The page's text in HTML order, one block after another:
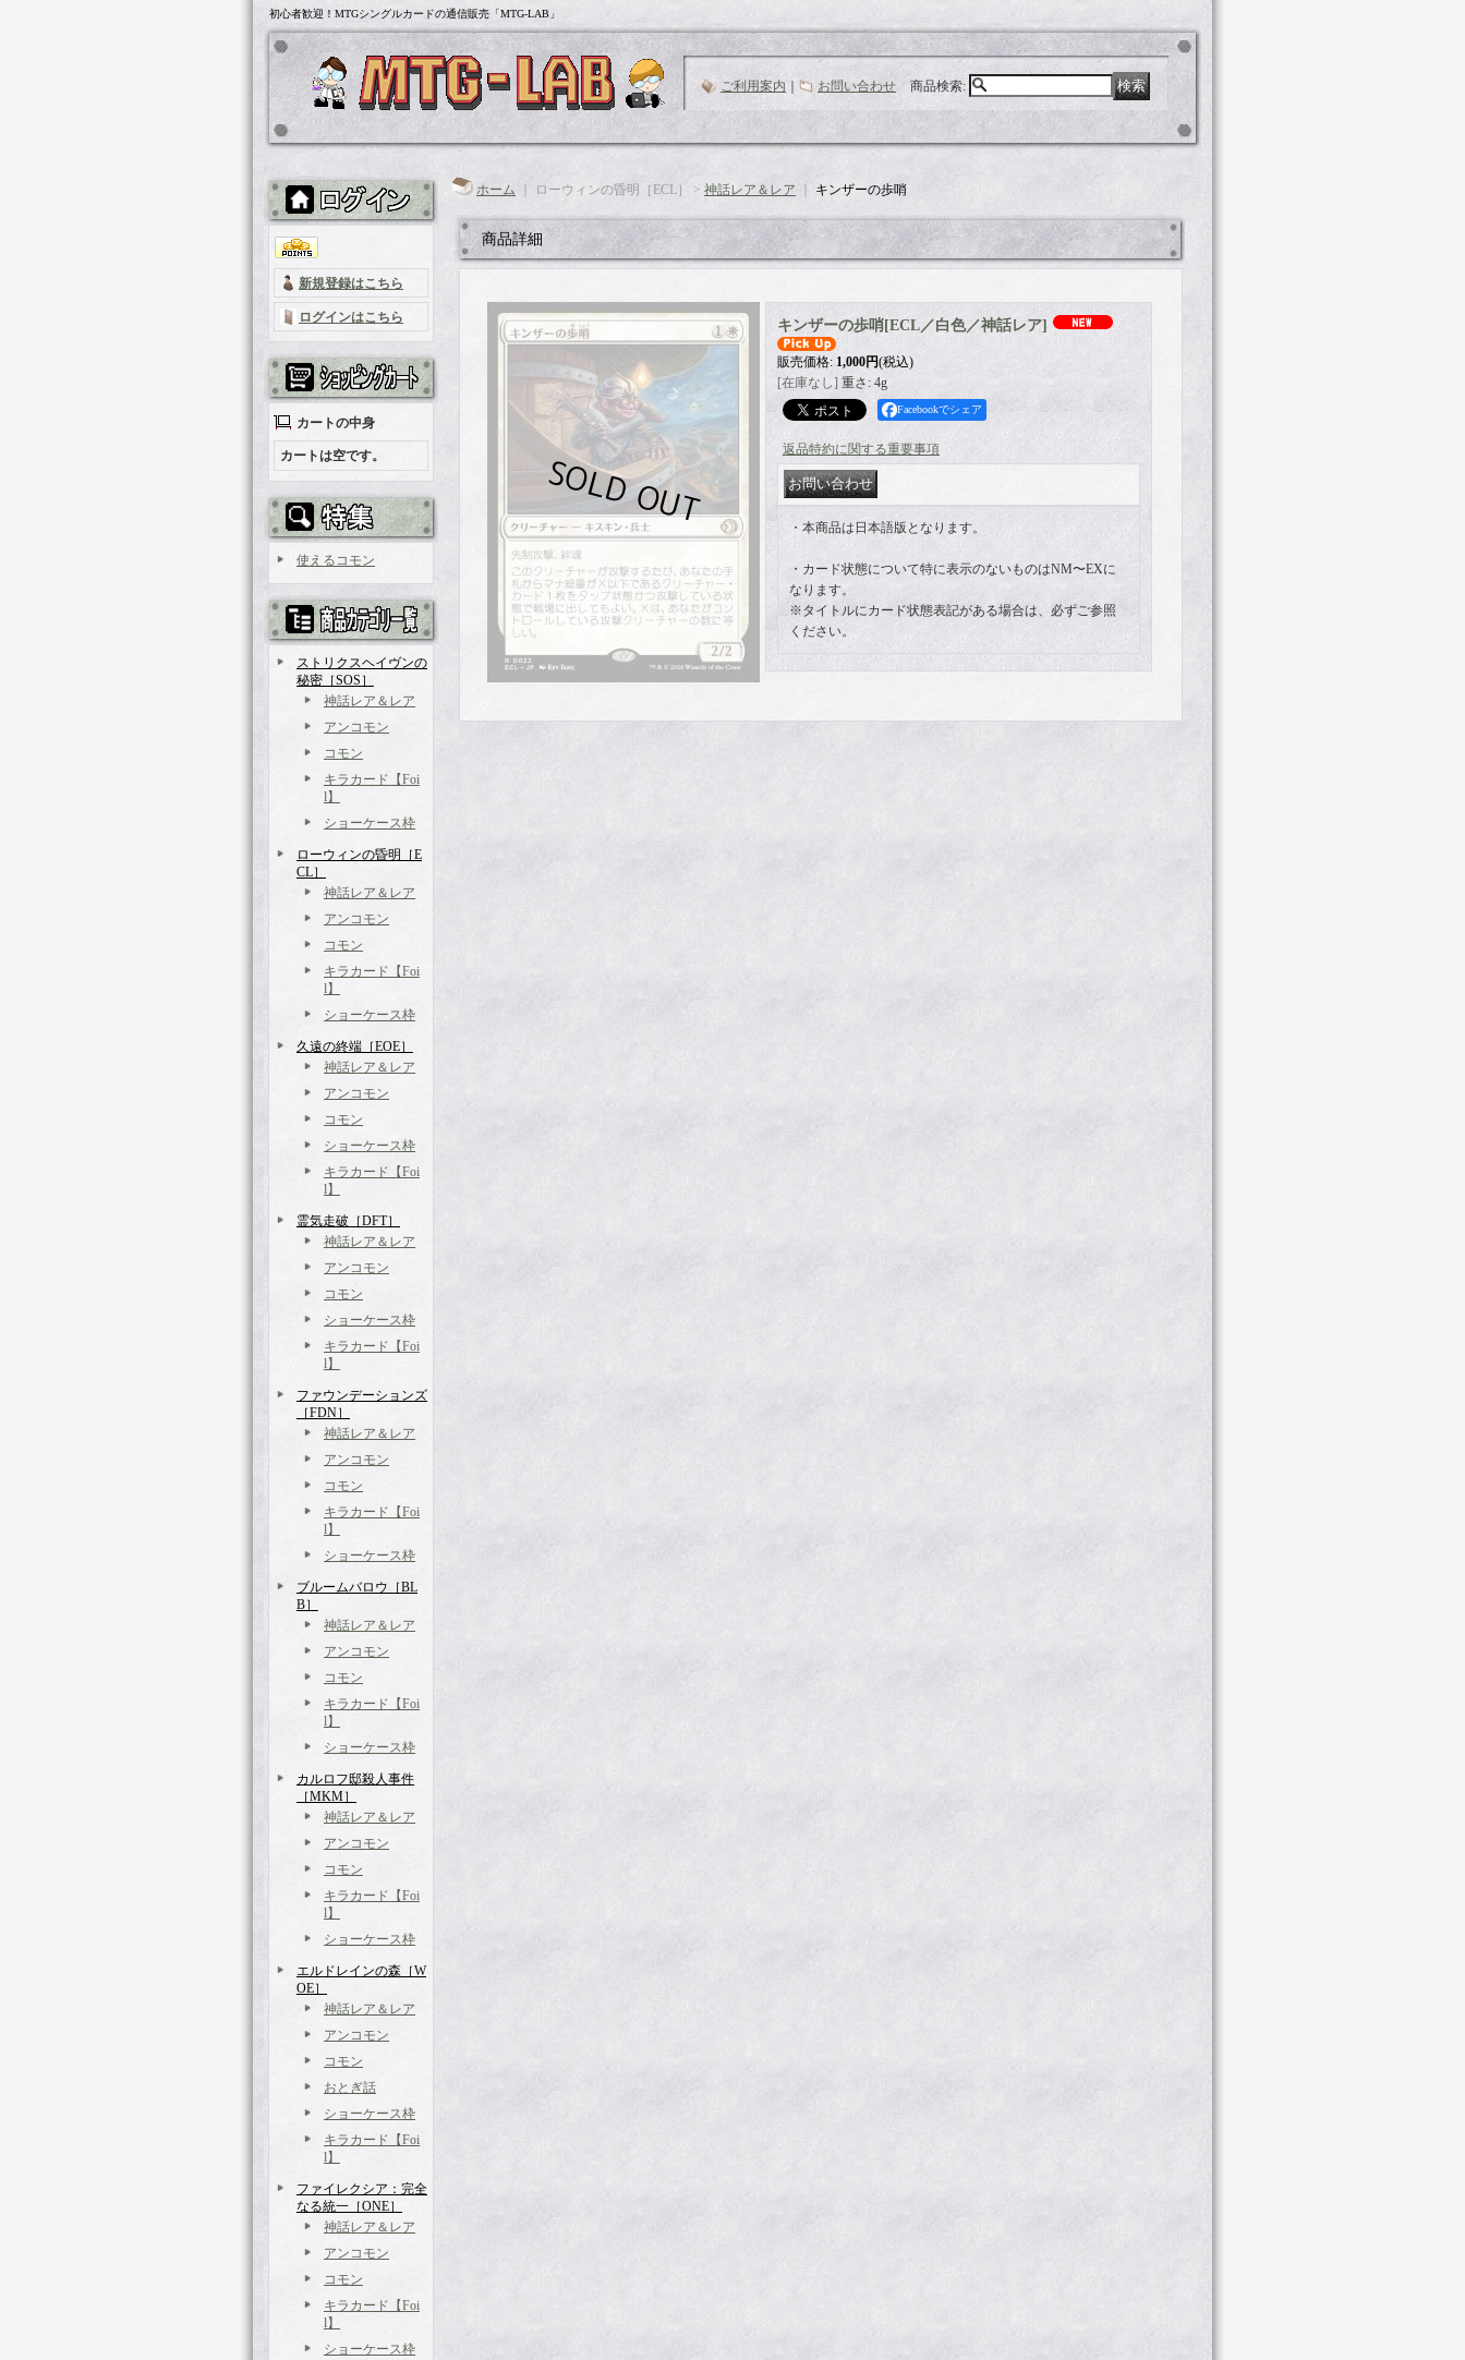
初心者歓迎！MTGシングルカードの通信販売「MTG-LAB」
ご利用案内 お問い合わせ 商品検索:
新規登録はこちら
ログインはこちら
カートの中身
カートは空です。
使えるコモン
ストリクスヘイヴンの
秘密［SOS］
神話レア＆レア
アンコモン
コモン
キラカード【Foi
l】
ショーケース枠
ローウィンの昏明［E
CL］
神話レア＆レア
アンコモン
コモン
キラカード【Foi
l】
ショーケース枠
久遠の終端［EOE］
神話レア＆レア
アンコモン
コモン
ショーケース枠
キラカード【Foi
l】
霊気走破［DFT］
神話レア＆レア
アンコモン
コモン
ショーケース枠
キラカード【Foi
l】
ファウンデーションズ
［FDN］
神話レア＆レア
アンコモン
コモン
キラカード【Foi
l】
ショーケース枠
ブルームバロウ［BL
B］
神話レア＆レア
アンコモン
コモン
キラカード【Foi
l】
ショーケース枠
カルロフ邸殺人事件
［MKM］
神話レア＆レア
アンコモン
コモン
キラカード【Foi
l】
ショーケース枠
エルドレインの森［W
OE］
神話レア＆レア
アンコモン
コモン
おとぎ話
ショーケース枠
キラカード【Foi
l】
ファイレクシア：完全
なる統一［ONE］
神話レア＆レア
アンコモン
コモン
キラカード【Foi
l】
ショーケース枠
ホーム ｜ ローウィンの昏明［ECL］ > 神話レア＆レア キンザーの歩哨
商品詳細
キンザーの歩哨[ECL／白色／神話レア]
販売価格: 1,000円(税込)
[在庫なし] 重さ : 4g
Facebookでシェア
返品特約に関する重要事項
・本商品は日本語版となります。
・カード状態について特に表示のないものはNM〜EXに
なります。
※タイトルにカード状態表記がある場合は、必ずご参照
ください。